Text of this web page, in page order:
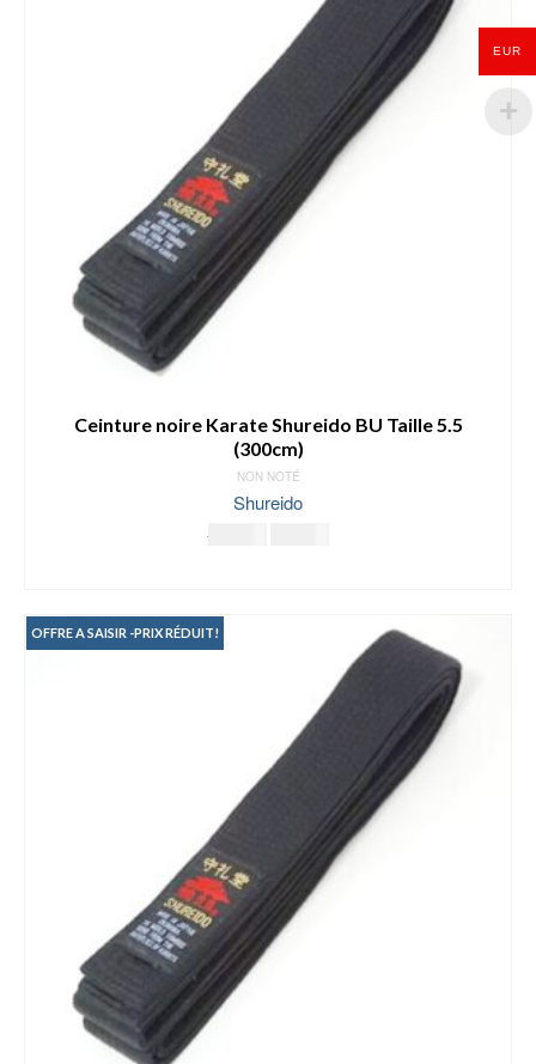
Ceinture noire Karate Shureido BU Taille 5.5
(300cm)
NON NOTÉ
Shureido
25.00
15.00€.
OFFRE A SAISIR -PRIX RÉDUIT!
EUR